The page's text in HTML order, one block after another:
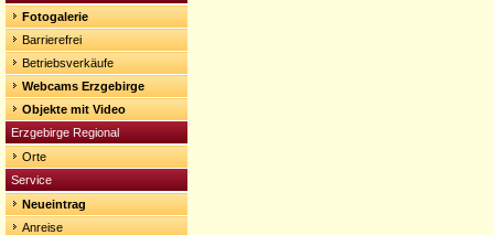
Fotogalerie
Barrierefrei
Betriebsverkäufe
Webcams Erzgebirge
Objekte mit Video
Erzgebirge Regional
Orte
Service
Neueintrag
Anreise